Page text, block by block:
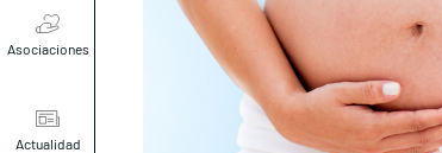
Asociaciones
Actualidad